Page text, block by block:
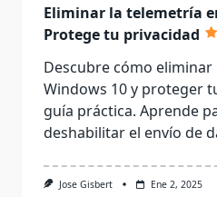
Eliminar la telemetría
Protege tu privacidad
Descubre cómo
Windows 10 y proteger
guía práctica. Aprende
deshabilitar el envío de
Jose Gisbert Ene 2, 2025